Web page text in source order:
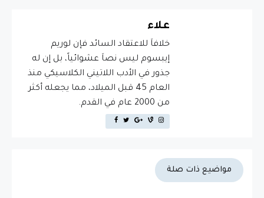
علاء
خلافاَ للاعتقاد السائد فإن لوريم
إيبسوم ليس نصاَ عشوائياً، بل إن له
جذور في الأدب اللاتيني الكلاسيكي منذ
العام 45 قبل الميلاد، مما يجعله أكثر
من 2000 عام في القدم.
مواضيع ذات صلة